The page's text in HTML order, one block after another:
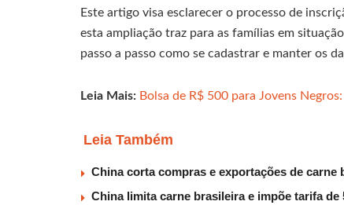
Este artigo visa esclarecer o processo de
esta ampliação traz para as famílias em
passo a passo como se cadastrar e manter os
Leia Mais: Bolsa de R$ 500 para Jovens
Leia Também
China corta compras e exportações de carne
China limita carne brasileira e impõe tarifa